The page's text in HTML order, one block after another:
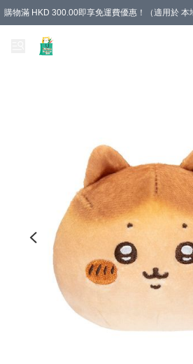
購物滿 HKD 300.00即享免運費優惠！（適用於 本